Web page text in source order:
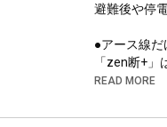
避難後や停
●アース線
「zen断+」
けることで
ント」に対
READ MORE